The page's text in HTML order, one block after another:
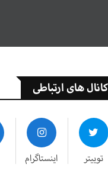
کانال های ارتباطی
توییتر اینستاگرام